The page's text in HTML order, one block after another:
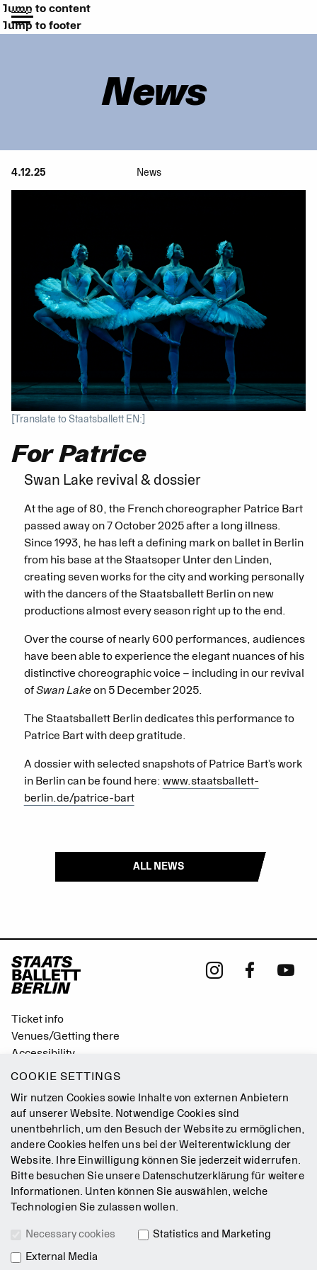
Jump to content
Jump to footer
News
4.12.25 News
[Translate to Staatsballett EN:]
For Patrice
Swan Lake revival & dossier
At the age of 80, the French choreographer Patrice Bart
passed away on 7 October 2025 after a long illness.
Since 1993, he has left a defining mark on ballet in Berlin
from his base at the Staatsoper Unter den Linden,
creating seven works for the city and working personally
with the dancers of the Staatsballett Berlin on new
productions almost every season right up to the end.
Over the course of nearly 600 performances, audiences
have been able to experience the elegant nuances of his
distinctive choreographic voice – including in our revival
ofSwan Lakeon 5 December 2025.
The Staatsballett Berlin dedicates this performance to
Patrice Bart with deep gratitude.
A dossier with selected snapshots of Patrice Bart’s work
in Berlin can be found here: www.staatsballett-
berlin.de/patrice-bart
ALL NEWS
Ticket info
Venues/Getting there
Accessibility
Easy Read (German only)
Mission Statement
Press
Jobs
Contact
Newsletter
Terms & Conditions
Data Privacy Policy
COOKIE SETTINGS
Wir nutzen Cookies sowie Inhalte von externen Anbietern
auf unserer Website. Notwendige Cookies sind
unentbehrlich, um den Besuch der Website zu ermöglichen,
andere Cookies helfen uns bei der Weiterentwicklung der
Website. Ihre Einwilligung können Sie jederzeit widerrufen.
Bitte besuchen Sie unsere Datenschutzerklärung für weitere
Informationen. Unten können Sie auswählen, welche
Technologien Sie zulassen wollen.
Necessary cookies
Statistics and Marketing
External Media